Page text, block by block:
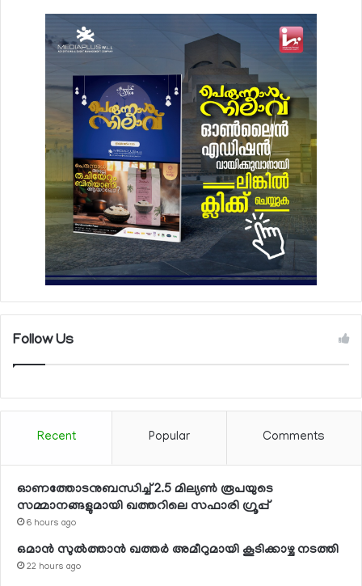
Follow Us
Recent Popular Comments
ഓണത്തോടനുബന്ധിച്ച് 2.5 മില്യണ്‍ രൂപയുടെ
സമ്മാനങ്ങളുമായി ഖത്തറിലെ സഫാരി ഗ്രൂപ്പ്
6 hours ago
ഒമാന്‍ സുല്‍ത്താന്‍ ഖത്തര്‍ അമീറുമായി കൂടിക്കാഴ്ച നടത്തി
22 hours ago